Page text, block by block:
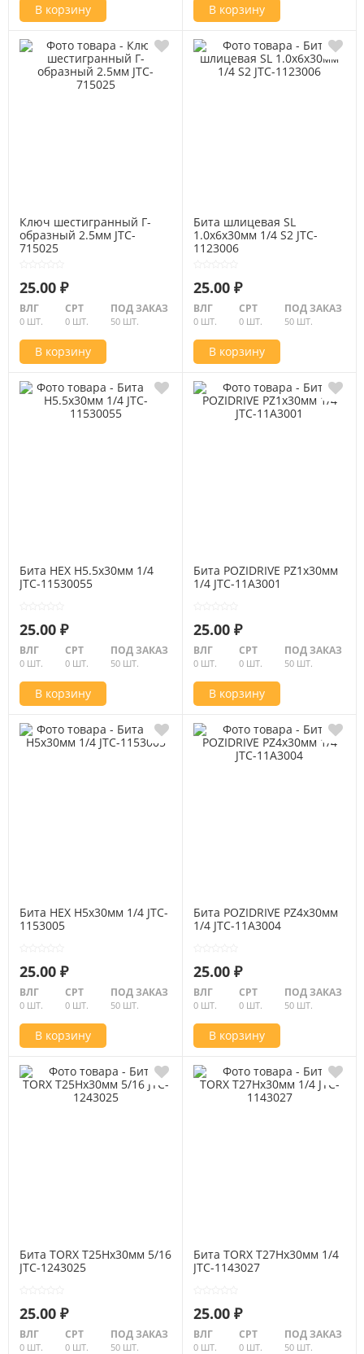
В корзину В корзину
Ключ шестигранный Г-
образный 2.5мм JTC-
715025
25.00 ₽
ВЛГ
0 ШТ.
СРТ
0 ШТ.
ПОД ЗАКАЗ
50 ШТ.
В корзину
Бита шлицевая SL
1.0х6х30мм 1/4 S2 JTC-
1123006
25.00 ₽
ВЛГ
0 ШТ.
СРТ
0 ШТ.
ПОД ЗАКАЗ
50 ШТ.
В корзину
Бита HEX H5.5х30мм 1/4
JTC-11530055
25.00 ₽
ВЛГ
0 ШТ.
СРТ
0 ШТ.
ПОД ЗАКАЗ
50 ШТ.
В корзину
Бита POZIDRIVE PZ1х30мм
1/4 JTC-11A3001
25.00 ₽
ВЛГ
0 ШТ.
СРТ
0 ШТ.
ПОД ЗАКАЗ
50 ШТ.
В корзину
Бита HEX H5х30мм 1/4 JTC-
1153005
25.00 ₽
ВЛГ
0 ШТ.
СРТ
0 ШТ.
ПОД ЗАКАЗ
50 ШТ.
В корзину
Бита POZIDRIVE PZ4х30мм
1/4 JTC-11A3004
25.00 ₽
ВЛГ
0 ШТ.
СРТ
0 ШТ.
ПОД ЗАКАЗ
50 ШТ.
В корзину
Бита TORX Т25Hх30мм 5/16
JTC-1243025
25.00 ₽
ВЛГ
0 ШТ.
СРТ
0 ШТ.
ПОД ЗАКАЗ
50 ШТ.
Бита TORX Т27Hх30мм 1/4
JTC-1143027
25.00 ₽
ВЛГ
0 ШТ.
СРТ
0 ШТ.
ПОД ЗАКАЗ
50 ШТ.